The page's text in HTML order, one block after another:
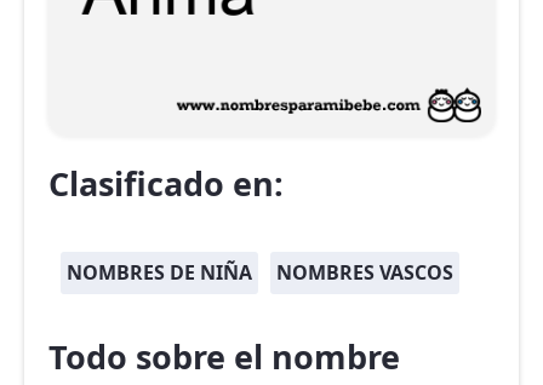
Clasificado en:
NOMBRES DE NIÑA NOMBRES VASCOS
Todo sobre el nombre